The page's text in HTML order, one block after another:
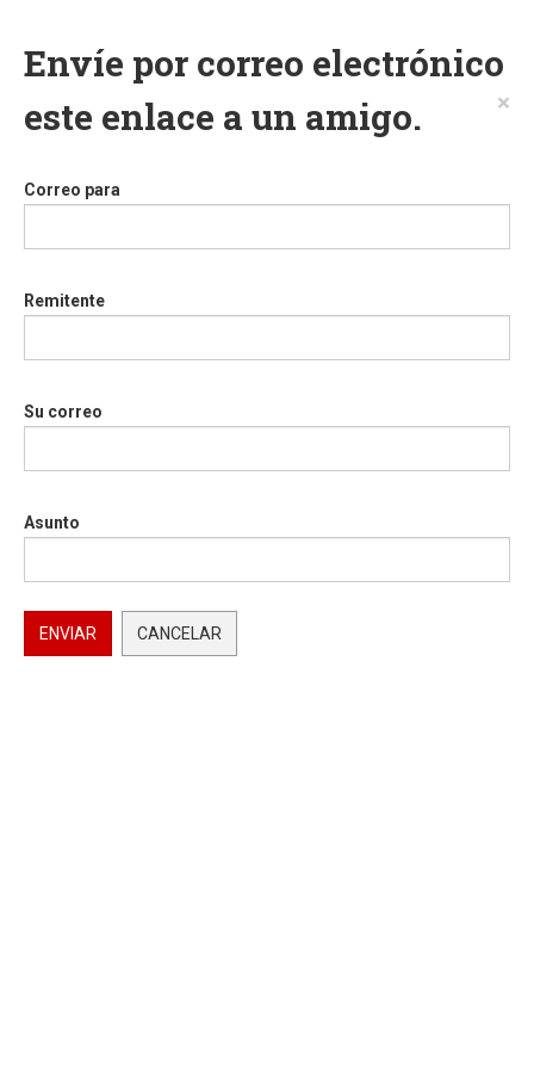
Envíe por correo electrónico
este enlace a un amigo.
×
Correo para
Remitente
Su correo
Asunto
ENVIAR CANCELAR